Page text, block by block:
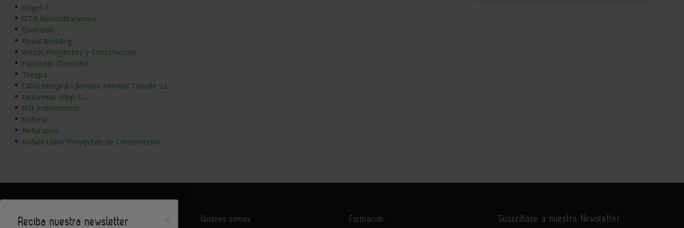
Kugel-3
GTB Rehabilitaciones
Quorania
Royal Bedding
Volzac Proyectos y Construcción
Fachadas Donostia
Trespa
Obra Integral i Serveis Montiel Teixido S.L.
Reformas Vilop S.L.
IFD Interiorismo
Reforia
Reforsoria
Rafael Llano Proyectos de Construcción
Quiénes somos Formación Suscríbase a nuestra Newsletter
Reciba nuestra newsletter